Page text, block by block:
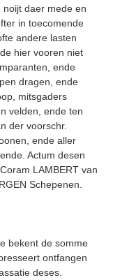
daer mede en
in toecomende
andere lasten
hier vooren niet
ende
dragen, ende
mitsgaders
velden, ende ten
der voorschr.
ende aller
Actum desen
LAMBERT van
Schepenen.
bekent de somme
ontfangen
deses.